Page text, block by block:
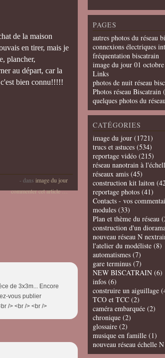
de la maison
en tirer, mais je
plancher,
au départ, car la
bien connu!!!!!
- dans image du jour
commenter cet article…
de 3x3m... Encore
vous publier
/> <br /> <br />
PAGES
autres photos du réseau
connexions électriques
fréquentation biscatrain
image du jour 01 octobre
Links
photos de nuit réseau
Photos réseau Biscatrain
quelques photos du
CATÉGORIES
image du jour (1721)
trucs et astuces (534)
reportage vidéo (215)
réseau nanotrain à
réseaux amis (45)
construction kit laiton
reportage photos (41)
Contacts - vos
modules (33)
Plan et thème du réseau
construction d'un
nouveau réseau N
l'atelier du modéliste (8)
automatismes (7)
gare terminus (7)
NEW BISCATRAIN (6)
infos (6)
construire un aiguillage
TCO et TCC (2)
caméra embarquée (2)
chronique (2)
glossaire (2)
musique en famille (1)
nouveau réseau échelle